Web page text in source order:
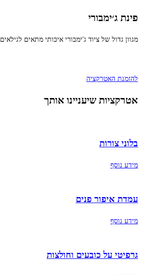
פינת ג׳ימבורי
מגוון גדול של ציוד ג'ימבורי איכותי מתאים לגילאים 2-4.​
להזמנת האטרקציה
אטרקציות שיעניינו אותך
בלוני צורות
מידע נוסף
עמדת איפור פנים
מידע נוסף
גרפיטי על כובעים וחולצות